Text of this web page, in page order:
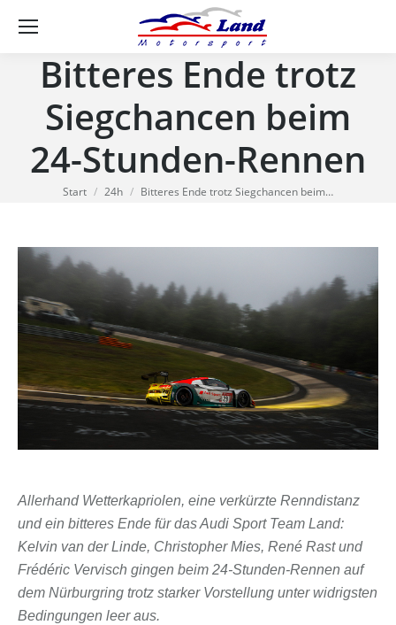
Bitteres Ende trotz
Siegchancen beim
24-Stunden-Rennen
Sie befinden sich hier:
Start 24h Bitteres Ende trotz Siegchancen beim…
Allerhand Wetterkapriolen, eine verkürzte Renndistanz
und ein bitteres Ende für das Audi Sport Team Land:
Kelvin van der Linde, Christopher Mies, René Rast und
Frédéric Vervisch gingen beim 24-Stunden-Rennen auf
dem Nürburgring trotz starker Vorstellung unter widrigsten
Bedingungen leer aus.